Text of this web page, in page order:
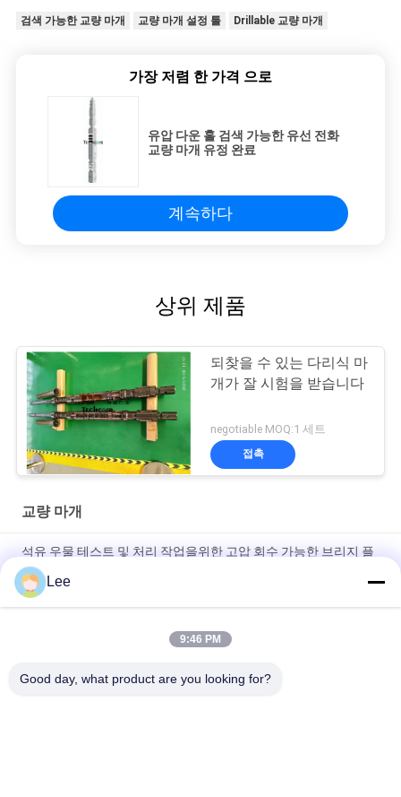
검색 가능한 교량 마개 교량 마개 설정 툴 Drillable 교량 마개
가장 저렴 한 가격 으로
유압 다운 홀 검색 가능한 유선 전화
교량 마개 유정 완료
계속하다
상위 제품
되찾을 수 있는 다리식 마
개가 잘 시험을 받습니다
negotiable MOQ:1 세트
접촉
교량 마개
석유 우물 테스트 및 처리 작업을위한 고압 회수 가능한 브리지 플
러그
하향식 시험을 받는 유정을 위한 10K 기계적 세트 되찾을 수 있는
Lee
9:46 PM
Good day, what product are you looking for?